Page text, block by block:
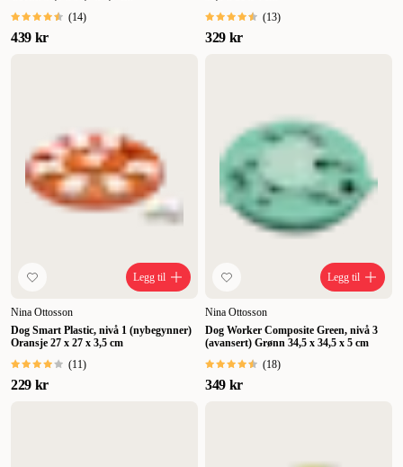
(14)
439 kr
(13)
329 kr
Legg til
Nina Ottosson
Dog Smart Plastic, nivå 1 (nybegynner)
Oransje 27 x 27 x 3,5 cm
(11)
229 kr
Legg til
Nina Ottosson
Dog Worker Composite Green, nivå 3
(avansert) Grønn 34,5 x 34,5 x 5 cm
(18)
349 kr